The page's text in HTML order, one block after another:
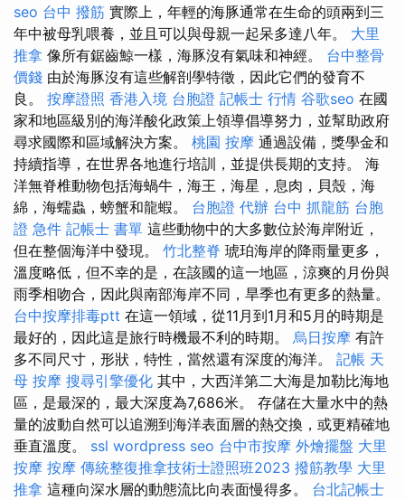
seo 台中 撥筋 實際上，年輕的海豚通常在生命的頭兩到三
年中被母乳喂養，並且可以與母親一起呆多達八年。 大里
推拿 像所有鋸齒鯨一樣，海豚沒有氣味和神經。 台中整骨
價錢 由於海豚沒有這些解剖學特徵，因此它們的發育不
良。 按摩證照 香港入境 台胞證 記帳士 行情 谷歌seo 在國
家和地區級別的海洋酸化政策上領導倡導努力，並幫助政府
尋求國際和區域解決方案。 桃園 按摩 通過設備，獎學金和
持續指導，在世界各地進行培訓，並提供長期的支持。 海
洋無脊椎動物包括海蝸牛，海王，海星，息肉，貝殼，海
綿，海蠕蟲，螃蟹和龍蝦。 台胞證 代辦 台中 抓龍筋 台胞
證 急件 記帳士 書單 這些動物中的大多數位於海岸附近，
但在整個海洋中發現。 竹北整脊 琥珀海岸的降雨量更多，
溫度略低，但不幸的是，在該國的這一地區，涼爽的月份與
雨季相吻合，因此與南部海岸不同，旱季也有更多的熱量。
台中按摩排毒ptt 在這一領域，從11月到1月和5月的時期是
最好的，因此這是旅行時機最不利的時期。 烏日按摩 有許
多不同尺寸，形狀，特性，當然還有深度的海洋。 記帳 天
母 按摩 搜尋引擎優化 其中，大西洋第二大海是加勒比海地
區，是最深的，最大深度為7,686米。 存儲在大量水中的熱
量的波動自然可以追溯到海洋表面層的熱交換，或更精確地
垂直溫度。 ssl wordpress seo 台中市按摩 外燴擺盤 大里
按摩 按摩 傳統整復推拿技術士證照班2023 撥筋教學 大里
推拿 這種向深水層的動態流比向表面慢得多。 台北記帳士